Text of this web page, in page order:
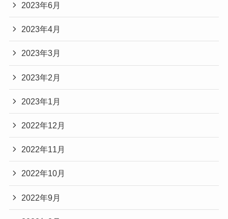
2023年6月
2023年4月
2023年3月
2023年2月
2023年1月
2022年12月
2022年11月
2022年10月
2022年9月